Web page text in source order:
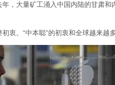
，大量矿工涌入中国内陆的甘肃
衷。“中本聪”的初衷和全球越来越